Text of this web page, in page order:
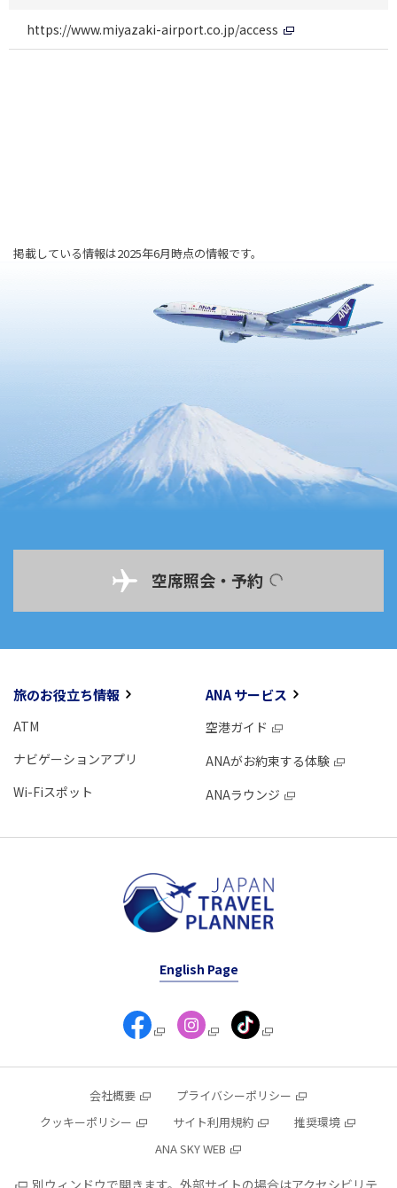
https://www.miyazaki-airport.co.jp/access
掲載している情報は2025年6月時点の情報です。
空席照会・予約
旅のお役立ち情報
ATM
ナビゲーションアプリ
Wi-Fiスポット
ANA サービス
空港ガイド
ANAがお約束する体験
ANAラウンジ
English Page
会社概要
プライバシーポリシー
クッキーポリシー
サイト利用規約
推奨環境
ANA SKY WEB
別ウィンドウで開きます。外部サイトの場合はアクセシビリテ